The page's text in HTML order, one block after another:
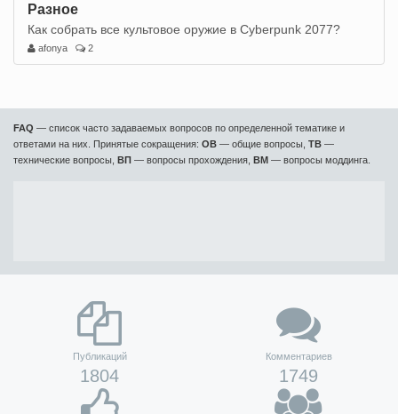
Разное
Как собрать все культовое оружие в Cyberpunk 2077?
afonya 2
FAQ — список часто задаваемых вопросов по определенной тематике и
ответами на них. Принятые сокращения: ОВ — общие вопросы, ТВ —
технические вопросы, ВП — вопросы прохождения, ВМ — вопросы моддинга.
Публикаций
1804
Комментариев
1749